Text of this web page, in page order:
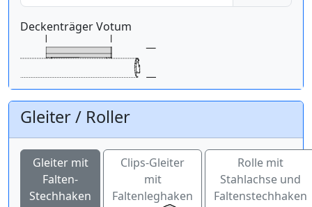
Deckenträger Votum
Gleiter / Roller
Gleiter mit
Falten-
Stechhaken
Clips-Gleiter
mit
Faltenleghaken
Rolle mit
Stahlachse und
Faltenstechhaken